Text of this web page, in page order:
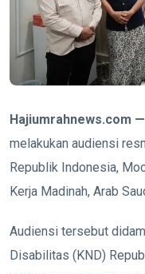
Hajiumrahnews.com —
melakukan audiensi
Republik Indonesia,
Kerja Madinah, Arab
Audiensi tersebut
Disabilitas (KND)